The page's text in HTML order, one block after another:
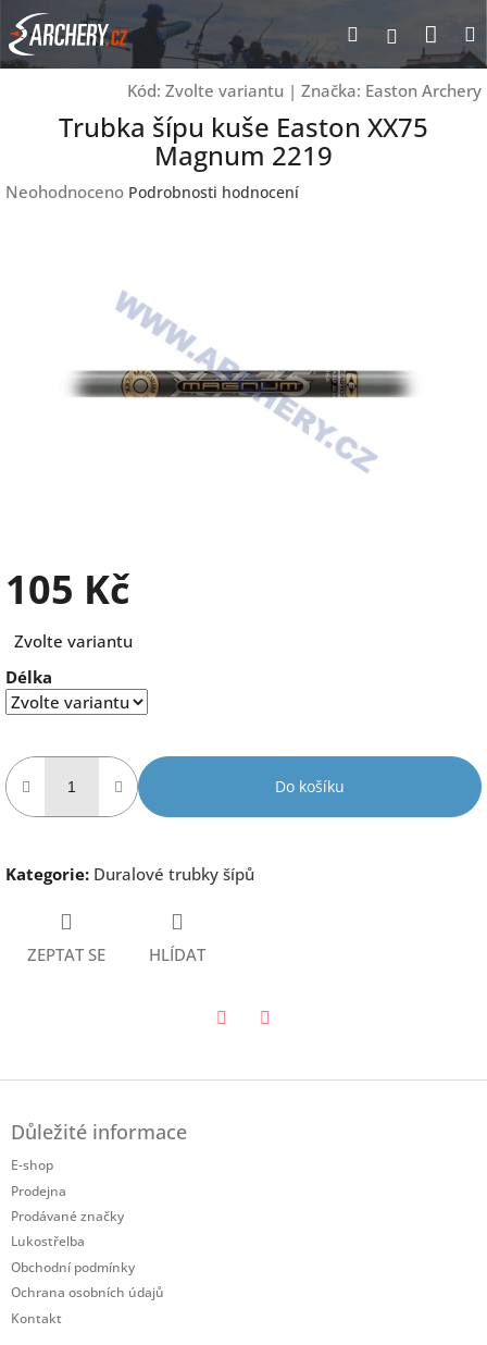
Přejít
na
obsah
Hledat
Kód: Zvolte variantu | Značka: Easton Archery
Trubka šípu kuše Easton XX75
Magnum 2219
Průměrné
Neohodnoceno Podrobnosti hodnocení
105 Kč
cena:
Zvolte variantu
Délka
Do košíku
Kategorie: Duralové trubky šípů
ZEPTAT SE HLÍDAT
Důležité informace
E-shop
Prodejna
Prodávané značky
Lukostřelba
Obchodní podmínky
Ochrana osobních údajů
Kontakt